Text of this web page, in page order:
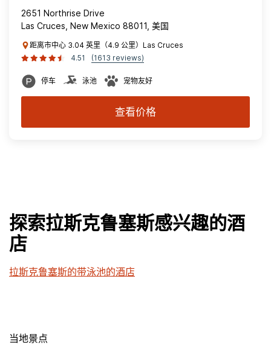
2651 Northrise Drive
Las Cruces, New Mexico 88011, 美国
距离市中心 3.04 英里（4.9 公里）Las Cruces
4.51
(1613 reviews)
停车 泳池 宠物友好
查看价格
探索拉斯克鲁塞斯感兴趣的酒
店
拉斯克鲁塞斯的带泳池的酒店
当地景点